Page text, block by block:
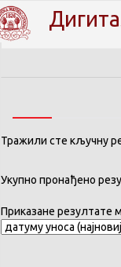
Тражили сте кључну
Укупно пронађено
Приказане резултате